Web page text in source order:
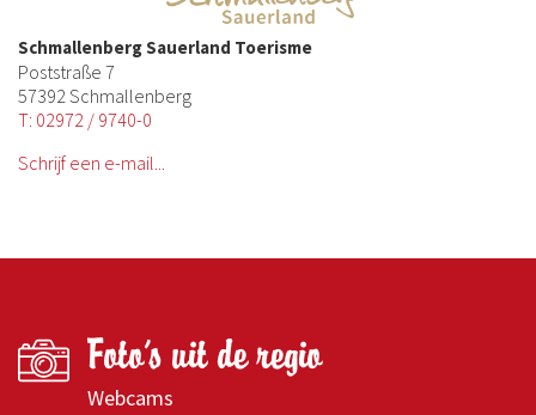
Schmallenberg Sauerland Toerisme
Poststraße 7
57392 Schmallenberg
T: 02972 / 9740-0
Schrijf een e-mail...
Foto's uit de regio
Webcams